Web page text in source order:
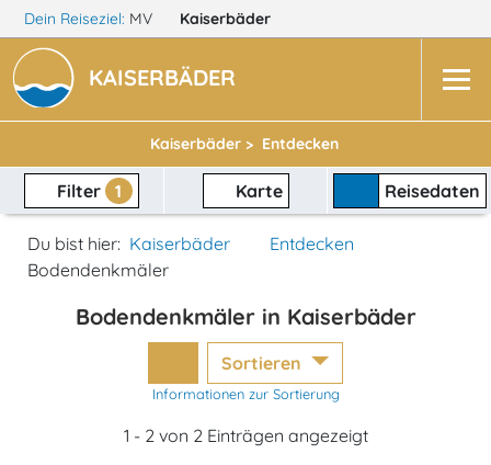
Dein Reiseziel: MV Kaiserbäder
KAISERBÄDER
Kaiserbäder > Entdecken
Filter 1 Karte Reisedaten
Du bist hier: Kaiserbäder
Entdecken
Bodendenkmäler
Bodendenkmäler in Kaiserbäder
Sortieren
Informationen zur Sortierung
1 - 2 von 2 Einträgen angezeigt